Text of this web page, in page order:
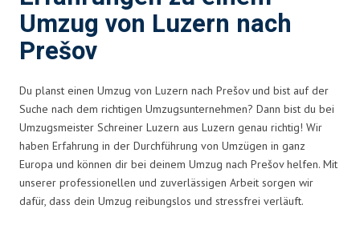
Umzug von Luzern nach
Prešov
Du planst einen Umzug von Luzern nach Prešov und bist auf der
Suche nach dem richtigen Umzugsunternehmen? Dann bist du bei
Umzugsmeister Schreiner Luzern aus Luzern genau richtig! Wir
haben Erfahrung in der Durchführung von Umzügen in ganz
Europa und können dir bei deinem Umzug nach Prešov helfen. Mit
unserer professionellen und zuverlässigen Arbeit sorgen wir
dafür, dass dein Umzug reibungslos und stressfrei verläuft.